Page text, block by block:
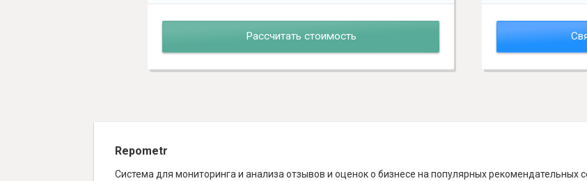
Рассчитать стоимость
Repometr
Система для мониторинга и анализа отзывов и оценок о бизнесе на популярных рекомендательных